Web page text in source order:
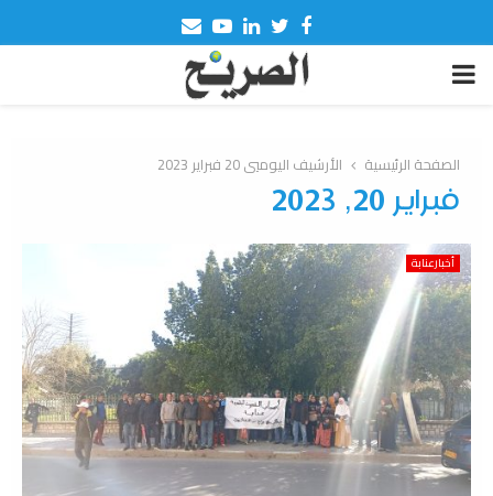
Facebook
Twitter
Linkedin
Youtube
Email
PRIMARY
الصفحة الرئيسية الأرشيف اليوميي 20 فبراير 2023
فبراير 20, 2023
أخبارعنابة